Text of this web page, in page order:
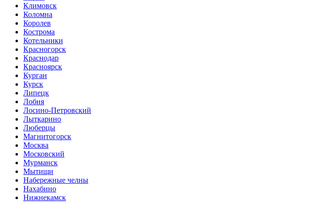
Климовск
Коломна
Королев
Кострома
Котельники
Красногорск
Краснодар
Красноярск
Курган
Курск
Липецк
Лобня
Лосино-Петровский
Лыткарино
Люберцы
Магнитогорск
Москва
Московский
Мурманск
Мытищи
Набережные челны
Нахабино
Нижнекамск